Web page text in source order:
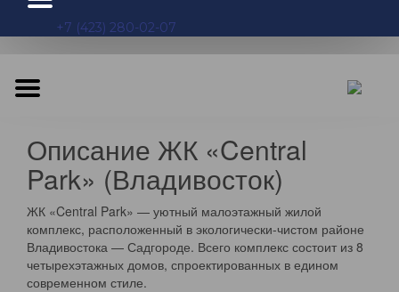
+7 (423) 280-02-07
Описание ЖК «Central
Park» (Владивосток)
ЖК «Central Park» — уютный малоэтажный жилой
комплекс, расположенный в экологически-чистом районе
Владивостока — Садгороде. Всего комплекс состоит из 8
четырехэтажных домов, спроектированных в едином
современном стиле.